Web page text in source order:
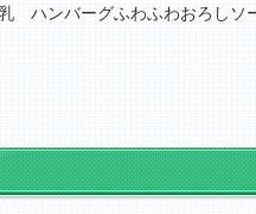
ハンバーグふわふわおろし